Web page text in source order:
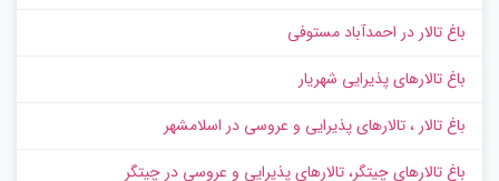
باغ تالار در احمدآباد مستوفی
باغ تالارهای پذیرایی شهریار
باغ تالار ، تالارهای پذیرایی و عروسی در اسلامشهر
باغ تالارهای چیتگر، تالارهای پذیرایی و عروسی در چیتگر